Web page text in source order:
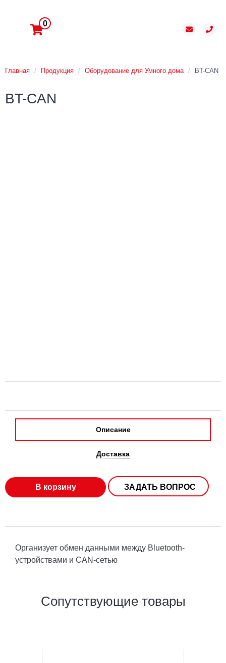
0
Главная / Продукция / Оборудование для Умного дома / BT-CAN
BT-CAN
Описание
Доставка
В корзину ЗАДАТЬ ВОПРОС
Организует обмен данными между Bluetooth-
устройствами и CAN-сетью
Сопутствующие товары